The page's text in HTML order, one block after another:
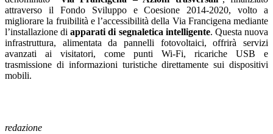
attraverso il Fondo Sviluppo e Coesione 2014-2020, volto a
migliorare la fruibilità e l’accessibilità della Via Francigena mediante
l’installazione diapparati di segnaletica intelligente. Questa nuova
infrastruttura, alimentata da pannelli fotovoltaici, offrirà servizi
avanzati ai visitatori, come punti Wi-Fi, ricariche USB e
trasmissione di informazioni turistiche direttamente sui dispositivi
mobili.
redazione